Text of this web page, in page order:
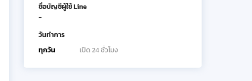
ชื่อบัญชีผู้ใช้ Line
-
วันทำการ
ทุกวัน
เปิด 24 ชั่วโมง